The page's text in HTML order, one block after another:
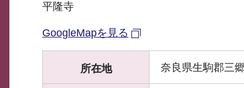
平隆寺
GoogleMapを見る
所在地 奈良県生駒郡三